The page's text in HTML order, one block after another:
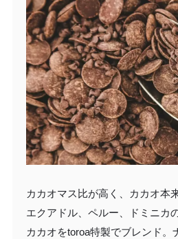
カカオマス比が高く、カカオ本
エクアドル、ペルー、ドミニカ
カカオをtoroa特製でブレンド。